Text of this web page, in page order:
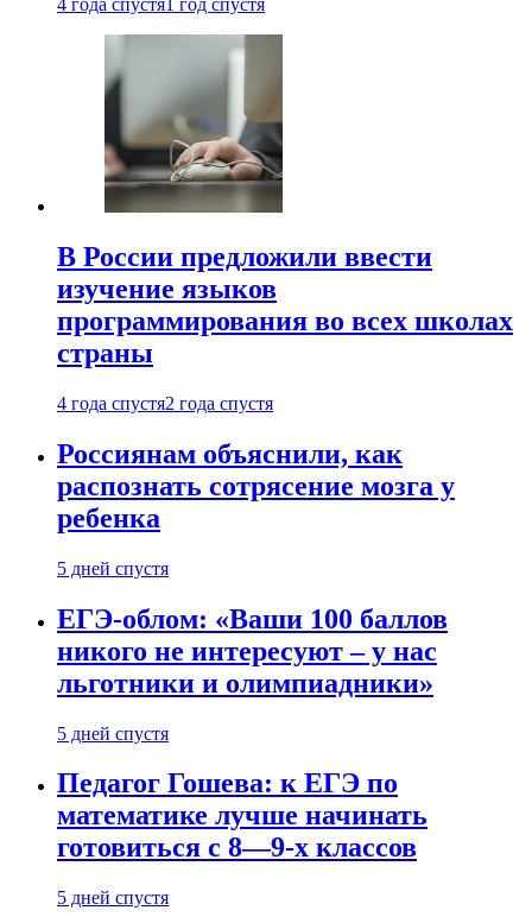
4 года спустя 1 год спустя
В России предложили ввести
изучение языков
программирования во всех школах
страны
4 года спустя2 года спустя
Россиянам объяснили, как
распознать сотрясение мозга у
ребенка
5 дней спустя
ЕГЭ-облом: «Ваши 100 баллов
никого не интересуют – у нас
льготники и олимпиадники»
5 дней спустя
Педагог Гошева: к ЕГЭ по
математике лучше начинать
готовиться с 8—9-х классов
5 дней спустя